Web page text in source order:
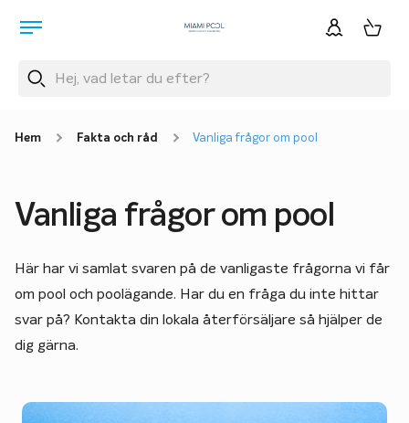
Hem Fakta och råd Vanliga frågor om pool
Vanliga frågor om pool
Här har vi samlat svaren på de vanligaste frågorna vi får
om pool och poolägande. Har du en fråga du inte hittar
svar på? Kontakta din lokala återförsäljare så hjälper de
dig gärna.